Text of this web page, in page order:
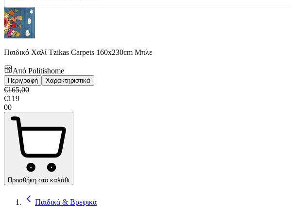
Παιδικό Χαλί Tzikas Carpets 160x230cm Μπλε
Από Politishome
Περιγραφή Χαρακτηριστικά
€165,00
€119
00
Προσθήκη στο καλάθι
Παιδικά & Βρεφικά